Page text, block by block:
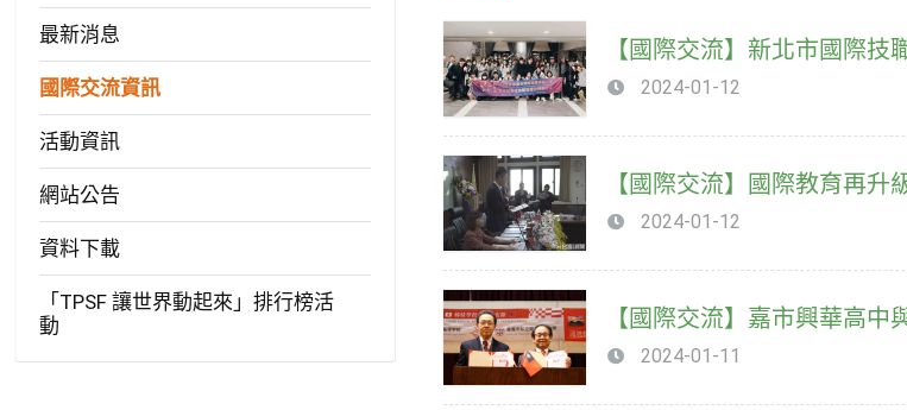
最新消息
國際交流資訊
活動資訊
網站公告
資料下載
「TPSF 讓世界動起來」排行榜活
動
【國際交流】新北市國際
2024-01-12
【國際交流】國際教育再升
2024-01-12
【國際交流】嘉市興華高
2024-01-11